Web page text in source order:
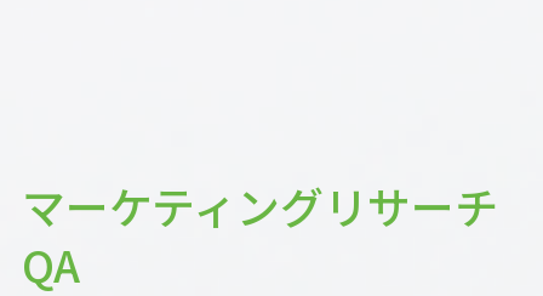
マーケティングリサーチ
QA